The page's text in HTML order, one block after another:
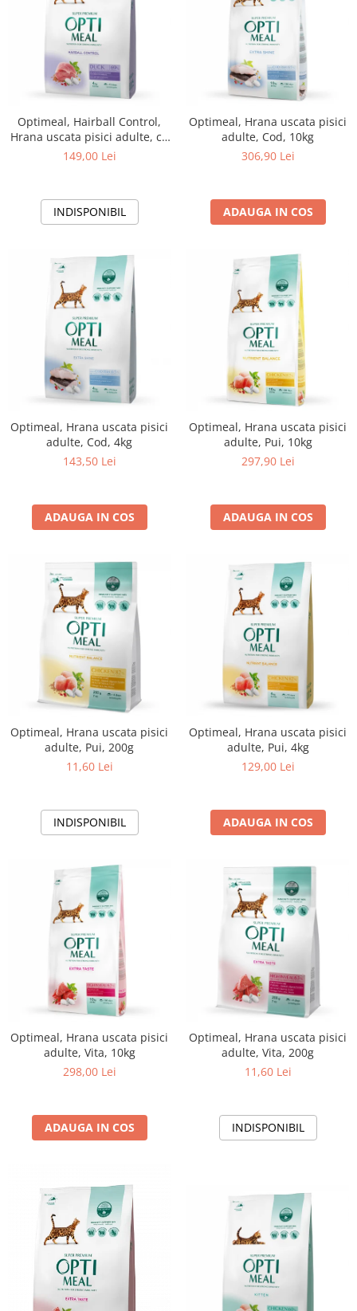
Optimeal, Hairball Control,
Hrana uscata pisici adulte, cu
Rata, 4kg
149,00 Lei
INDISPONIBIL
Optimeal, Hrana uscata pisici
adulte, Cod, 10kg
306,90 Lei
ADAUGA IN COS
Optimeal, Hrana uscata pisici
adulte, Cod, 4kg
143,50 Lei
ADAUGA IN COS
Optimeal, Hrana uscata pisici
adulte, Pui, 10kg
297,90 Lei
ADAUGA IN COS
Optimeal, Hrana uscata pisici
adulte, Pui, 200g
11,60 Lei
INDISPONIBIL
Optimeal, Hrana uscata pisici
adulte, Pui, 4kg
129,00 Lei
ADAUGA IN COS
Optimeal, Hrana uscata pisici
adulte, Vita, 10kg
298,00 Lei
ADAUGA IN COS
Optimeal, Hrana uscata pisici
adulte, Vita, 200g
11,60 Lei
INDISPONIBIL